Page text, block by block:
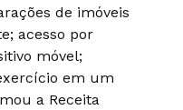
de imóveis
acesso por
móvel;
em um
a Receita